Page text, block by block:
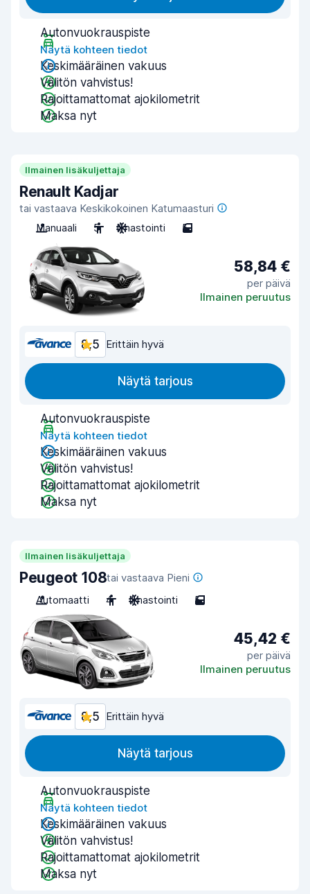
Autonvuokrauspiste
Näytä kohteen tiedot
Keskimääräinen vakuus
Välitön vahvistus!
Rajoittamattomat ajokilometrit
Maksa nyt
Ilmainen lisäkuljettaja
Renault Kadjar
tai vastaava Keskikokoinen Katumaasturi
Manuaali
5 Ilmastointi 5
58,84 €
per päivä
Ilmainen peruutus
8,5 Erittäin hyvä
Näytä tarjous
Autonvuokrauspiste
Näytä kohteen tiedot
Keskimääräinen vakuus
Välitön vahvistus!
Rajoittamattomat ajokilometrit
Maksa nyt
Ilmainen lisäkuljettaja
Peugeot 108tai vastaava Pieni
Automaatti
4 Ilmastointi 5
45,42 €
per päivä
Ilmainen peruutus
8,5 Erittäin hyvä
Näytä tarjous
Autonvuokrauspiste
Näytä kohteen tiedot
Keskimääräinen vakuus
Välitön vahvistus!
Rajoittamattomat ajokilometrit
Maksa nyt